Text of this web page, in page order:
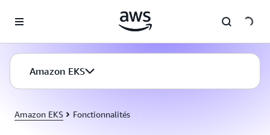
Amazon EKS
Amazon EKS
Amazon EKS Fonctionnalités